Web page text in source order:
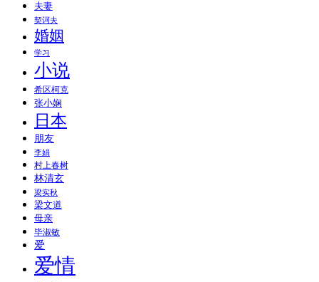
夫妻
契诃夫
婚姻
学习
小说
希区柯克
张小娴
日本
朋友
李娟
村上春树
林清玄
梁实秋
梁文道
母亲
毕淑敏
爱
爱情